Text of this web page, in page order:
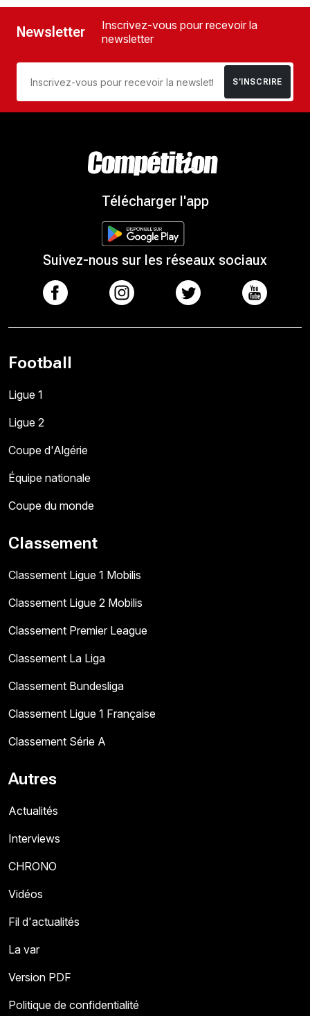
Newsletter
Inscrivez-vous pour recevoir la
newsletter
S’INSCRIRE
Télécharger l'app
Suivez-nous sur les réseaux sociaux
Football
Ligue 1
Ligue 2
Coupe d'Algérie
Équipe nationale
Coupe du monde
Classement
Classement Ligue 1 Mobilis
Classement Ligue 2 Mobilis
Classement Premier League
Classement La Liga
Classement Bundesliga
Classement Ligue 1 Française
Classement Série A
Autres
Actualités
Interviews
CHRONO
Vidéos
Fil d'actualités
La var
Version PDF
Politique de confidentialité